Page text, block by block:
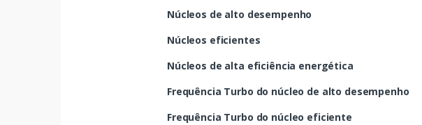
Núcleos de alto desempenho
Núcleos eficientes
Núcleos de alta eficiência energética
Frequência Turbo do núcleo de alto desempenho
Frequência Turbo do núcleo eficiente